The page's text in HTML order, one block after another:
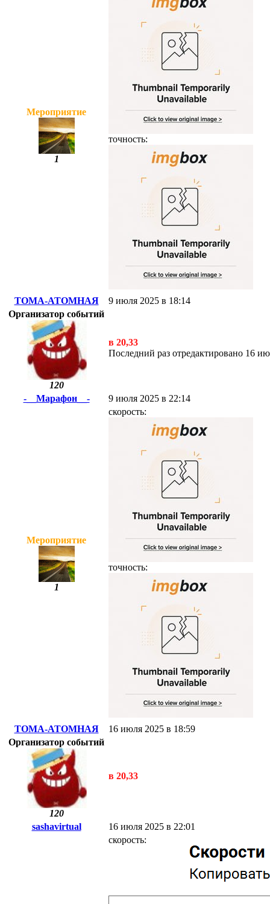
Мероприятие
1
точность:
ТОМА-АТОМНАЯ
9 июля 2025 в 18:14
Организатор событий
120
в 20,33
Последний раз отредактировано
-__Марафон__- 9 июля 2025 в 22:14
Мероприятие
1
скорость:
точность:
ТОМА-АТОМНАЯ
16 июля 2025 в 18:59
Организатор событий
120
в 20,33
sashavirtual 16 июля 2025 в 22:01
скорость: